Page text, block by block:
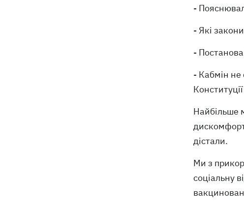
-
- Які
-
- Кабмін не
Найбільше
дістали.
Ми з
соціальну